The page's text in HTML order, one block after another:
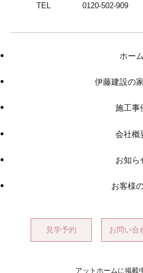
TEL
0120-502-909
ホーム
伊藤建設の
施工事
会社概
お知ら
お客様
見学予約 お問い合
アットホームに掲載